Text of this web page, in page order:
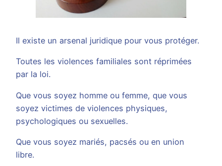
Il existe un arsenal juridique pour vous protéger.
Toutes les violences familiales sont réprimées
par la loi.
Que vous soyez homme ou femme, que vous
soyez victimes de violences physiques,
psychologiques ou sexuelles.
Que vous soyez mariés, pacsés ou en union
libre.